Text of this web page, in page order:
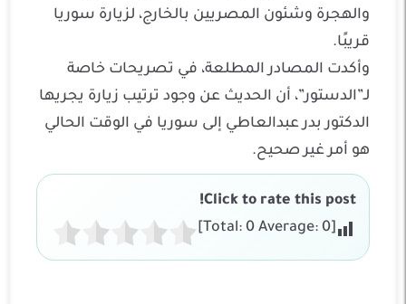
والهجرة وشئون المصريين بالخارج، لزيارة سوريا
قريبًا.
وأكدت المصادر المطلعة، في تصريحات خاصة
لـ”الدستور”، أن الحديث عن وجود ترتيب زيارة يجريها
الدكتور بدر عبدالعاطي إلى سوريا في الوقت الحالي
هو أمر غير صحيح.
Click to rate this post!
[Total:
0Average: 0
]